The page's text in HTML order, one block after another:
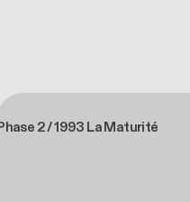
2 / 1993 La Maturité